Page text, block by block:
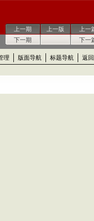
上一期
下一期
上一版
上一
下一
理 版面导航 标题导航 返